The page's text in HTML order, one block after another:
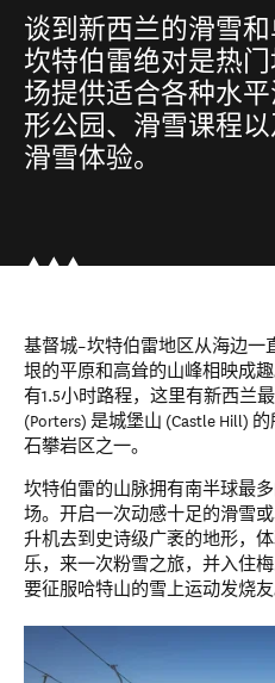
谈到新西兰的滑雪
坎特伯雷绝对是热
场提供适合各种水
形公园、滑雪课程
滑雪体验。
基督城–坎特伯雷地区从海边一
垠的平原和高耸的山峰相映成趣
有1.5小时路程，这里有新西兰
(Porters) 是城堡山 (Castle Hill)
石攀岩区之一。
坎特伯雷的山脉拥有南半球最
场。开启一次动感十足的滑雪
升机去到史诗级广袤的地形，
乐，来一次粉雪之旅，并入住
要征服哈特山的雪上运动发烧友